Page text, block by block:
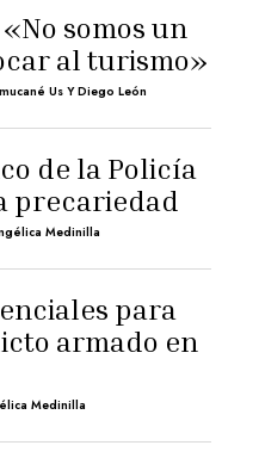
somos un
al turismo»
Us Y Diego León
de la Policía
precariedad
Medinilla
para
armado en
Medinilla